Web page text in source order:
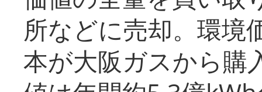
所などに売却。環境
本が大阪ガスから購